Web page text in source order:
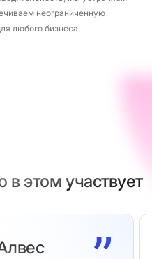
неограниченную
любого бизнеса.
в этом участвует